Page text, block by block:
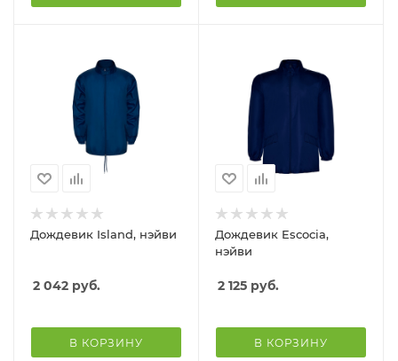
Дождевик Island, нэйви
2 042 руб.
В КОРЗИНУ
Дождевик Escocia,
нэйви
2 125 руб.
В КОРЗИНУ